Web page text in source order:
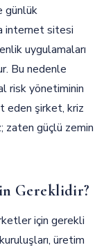
günlük
internet sitesi
uygulamaları
Bu nedenle
risk yönetiminin
eden şirket, kriz
zaten güçlü zemin
Gereklidir?
için gerekli
üretim